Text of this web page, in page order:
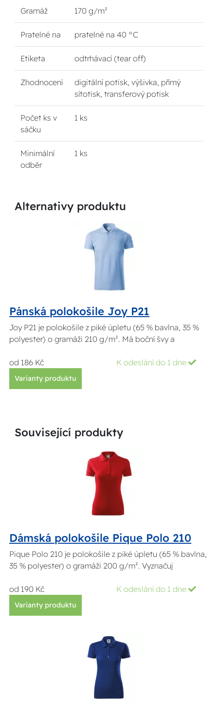
Gramáž 170 g/m²
Pratelné na pratelné na 40 °C
Etiketa odtrhávací (tear off)
Zhodnocení
digitální potisk, výšivka, přímý
sítotisk, transferový potisk
Počet ks v
sáčku
1 ks
Minimální
odběr
1 ks
Alternativy produktu
Pánská polokošile Joy P21
Joy P21 je polokošile z piké úpletu (65 % bavlna, 35 %
polyester) o gramáži 210 g/m². Má boční švy a
od 186 Kč K odeslání do 1 dne
Varianty produktu
Související produkty
Dámská polokošile Pique Polo 210
Pique Polo 210 je polokošile z piké úpletu (65 % bavlna,
35 % polyester) o gramáži 200 g/m². Vyznačuj
od 190 Kč K odeslání do 1 dne
Varianty produktu